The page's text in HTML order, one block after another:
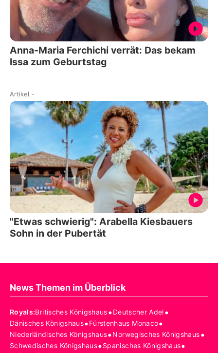
Anna-Maria Ferchichi verrät: Das bekam
Issa zum Geburtstag
Artikel -
"Etwas schwierig": Arabella Kiesbauers
Sohn in der Pubertät
News Themen im Überblick
Royals:Britisches Königshaus•Deutscher Adel•
Dänisches Königshaus•Fürstenhaus Monaco•
Niederländisches Königshaus•Norwegisches Königshaus•
Schwedisches Königshaus•Spanisches Königshaus•